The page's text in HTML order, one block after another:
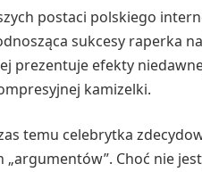
postaci polskiego
sukcesy raperka
prezentuje efekty
kamizelki.
temu celebrytka
„argumentów”. Choć nie